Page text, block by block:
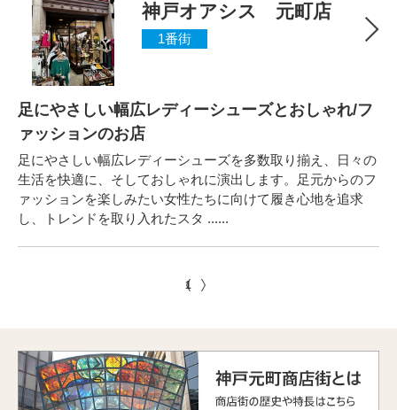
神戸オアシス 元町店
1番街
足にやさしい幅広レディーシューズとおしゃれ/フ
ァッションのお店
足にやさしい幅広レディーシューズを多数取り揃え、日々の
生活を快適に、そしておしゃれに演出します。足元からのフ
ァッションを楽しみたい女性たちに向けて履き心地を追求
し、トレンドを取り入れたスタ ......
1